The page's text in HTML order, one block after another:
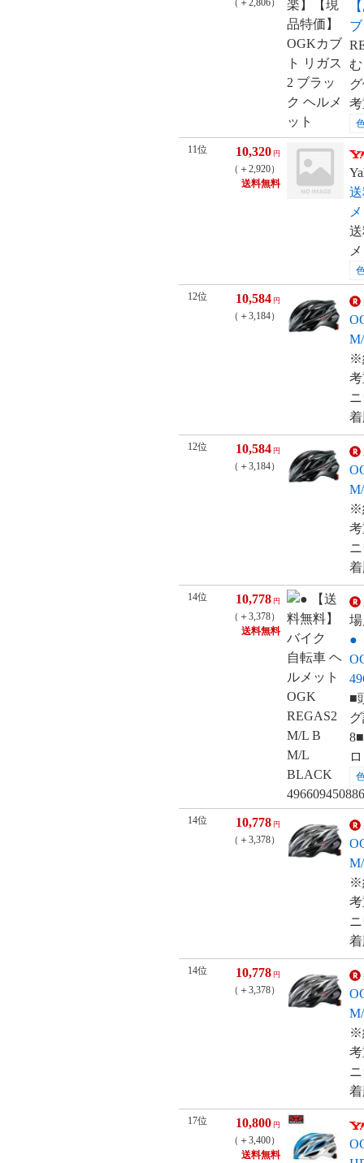
11位 10,320 円
（＋2,920）
送料無料
12位 10,584 円
（＋3,184）
※
12位 10,584 円
（＋3,184）
※
14位 10,778 円
（＋3,378）
送料無料
●
■
14位 10,778 円
（＋3,378）
※
14位 10,778 円
（＋3,378）
※
17位 10,800 円
（＋3,400）
送料無料